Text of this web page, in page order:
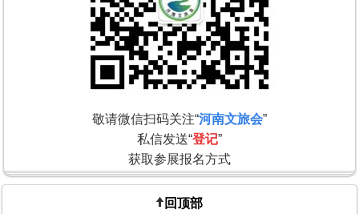
敬请微信扫码关注“河南文旅会”
私信发送“登记”
获取参展报名方式
回顶部